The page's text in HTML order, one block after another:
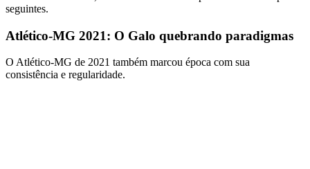
seguintes.
Atlético-MG 2021: O Galo quebrando paradigmas
O Atlético-MG de 2021 também marcou época com sua
consistência e regularidade.